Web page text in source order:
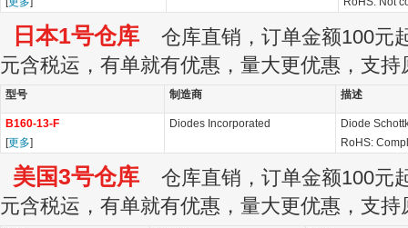
日本1号仓库 仓库直销，订单金额100元
元含税运，有单就有优惠，量大更优惠，支持
型号 制造商 描述
B160-13-F
[更多]
Diodes Incorporated
Diode
RoHS:
美国3号仓库 仓库直销，订单金额100元
元含税运，有单就有优惠，量大更优惠，支持